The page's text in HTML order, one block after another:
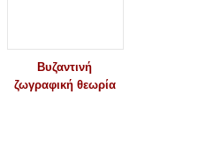
Βυζαντινή
ζωγραφική θεωρία